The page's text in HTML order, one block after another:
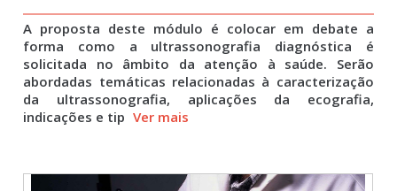
A proposta deste módulo é colocar em debate a
forma como a ultrassonografia diagnóstica é
solicitada no âmbito da atenção à saúde. Serão
abordadas temáticas relacionadas à caracterização
da ultrassonografia, aplicações da ecografia,
indicações e tip Ver mais